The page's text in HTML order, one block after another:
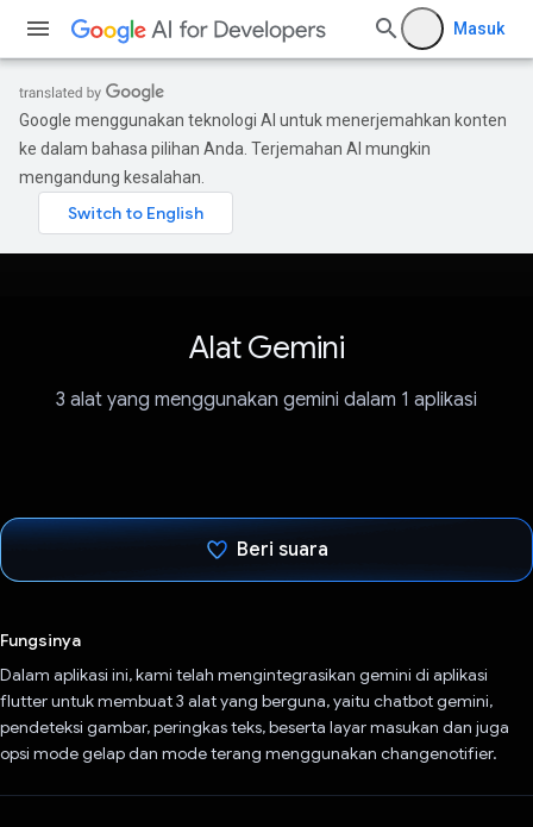
Masuk
Google menggunakan teknologi AI untuk menerjemahkan konten
ke dalam bahasa pilihan Anda. Terjemahan AI mungkin
mengandung kesalahan.
Alat Gemini
3 alat yang menggunakan gemini dalam 1 aplikasi
Beri suara
Fungsinya
Dalam aplikasi ini, kami telah mengintegrasikan gemini di aplikasi
flutter untuk membuat 3 alat yang berguna, yaitu chatbot gemini,
pendeteksi gambar, peringkas teks, beserta layar masukan dan juga
opsi mode gelap dan mode terang menggunakan changenotifier.